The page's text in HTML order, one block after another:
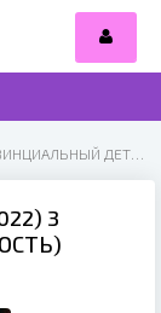
ДЕТЕКТИВ (2022)
3